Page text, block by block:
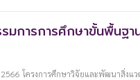
มการการศึกษาขั้นพื้นฐา
โครงการศึกษาวิจัยและพัฒนาสิ่งแ